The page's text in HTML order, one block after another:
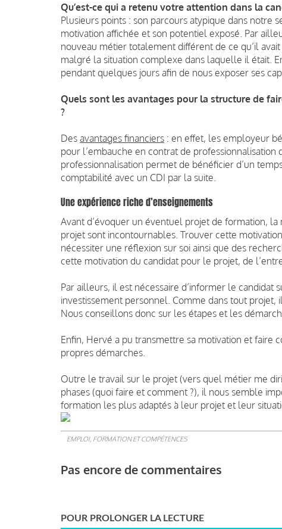
Qu’est-ce qui a retenu votre attention dans la
Plusieurs points : son parcours atypique dans notre
motivation affichée et son potentiel exposé. Par
nouveau métier totalement différent de ce qu’il
malgré la situation complexe dans laquelle il était.
pendant quelques jours afin de nous exposer ses
Quels sont les avantages pour la structure de
?
Des avantages financiers : en effet, les employeur
pour l’embauche en contrat de professionnalisation
professionnalisation permet de bénéficier d’un
comptabilité avec un CDI par la suite.
Une expérience riche d’enseignements
Avant d’évoquer un éventuel projet de formation,
projet sont incontournables. Trouver cette
nécessiter une réflexion sur soi ainsi que des
cette motivation du candidat pour le projet, de
Par ailleurs, il est nécessaire d’informer le
investissement personnel. Comme dans tout projet,
Nous conseillons donc sur les étapes et les
Enfin, Hervé a pu transmettre sa motivation et faire
propres démarches.
Outre le travail sur le projet (vers quel métier me
phases (quoi faire et comment ?), il nous semble
formation les plus adaptés à leur projet et leur
EMPLOI, FORMATION ET COMPÉTENCES
Pas encore de commentaires
POUR PROLONGER LA LECTURE